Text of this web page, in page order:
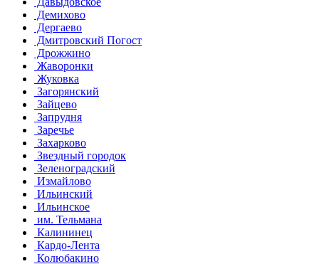
Демихово
Дергаево
Дмитровский Погост
Дрожжино
Жаворонки
Жуковка
Загорянский
Зайцево
Запрудня
Заречье
Захарково
Звездный городок
Зеленоградский
Измайлово
Ильинский
Ильинское
им. Тельмана
Калининец
Кардо-Лента
Колюбакино